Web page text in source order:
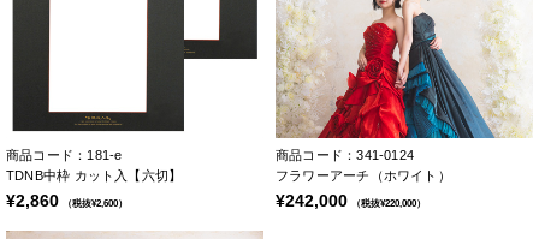
商品コード：181-e
TDNB中枠 カット入【六切】
¥2,860 （税抜¥2,600）
商品コード：341-0124
フラワーアーチ（ホワイト）
¥242,000 （税抜¥220,000）